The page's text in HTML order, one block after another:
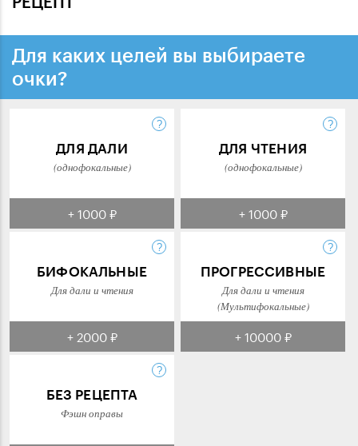
Для каких целей вы выбираете
очки?
ДЛЯ ДАЛИ
(однофокальные)
+ 1000 ₽
ДЛЯ ЧТЕНИЯ
(однофокальные)
+ 1000 ₽
БИФОКАЛЬНЫЕ
Для дали и чтения
+ 2000 ₽
ПРОГРЕССИВНЫЕ
Для дали и чтения
(Мультифокальные)
+ 10000 ₽
БЕЗ РЕЦЕПТА
Фэшн оправы